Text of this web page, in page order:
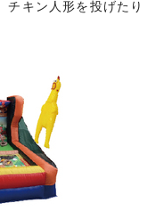
チキン人形を投げたり